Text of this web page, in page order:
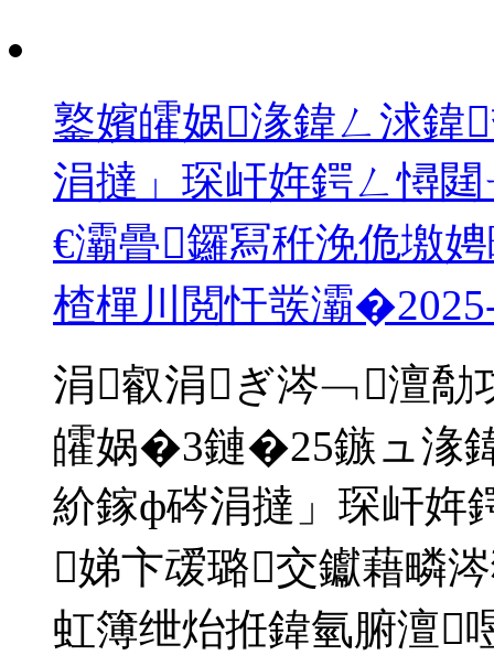
鐜嬪皬娲湪鍏ㄥ浗鍏
涓撻」琛屽姩鍔ㄥ憳
€灞曡鑼冩秹浼佹墽
楂樿川閲忓彂灞�
涓叡涓ぎ涔﹁澶勪
皬娲�3鏈�25鏃ュ湪
紒鎵ф硶涓撻」琛屽姩
娣卞叆璐交钀藉疄
虹簿绁炲拰鍏氫腑澶